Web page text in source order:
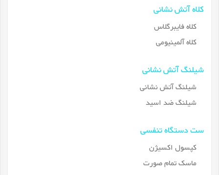
کلاه آتش نشانی
کلاه فایبرگلاس
کلاه آلمینیومی
شیلنگ آتش نشانی
شیلنگ آتش نشانی
شیلنگ ضد اسید
ست دستگاه تنفسی
کپسول اکسیژن
ماسک تمام صورت